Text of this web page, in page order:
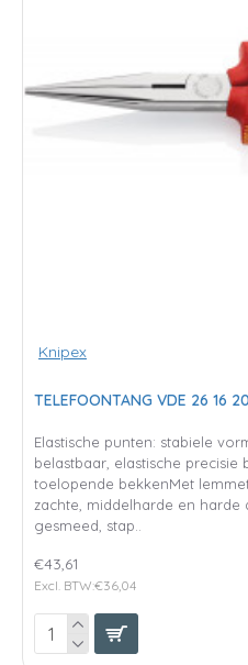
Knipex
TELEFOONTANG VDE 26 16
Elastische punten: stabiele
belastbaar, elastische precisie
toelopende bekkenMet
zachte, middelharde en harde
gesmeed, stap..
€43,61
Excl. BTW:€36,04